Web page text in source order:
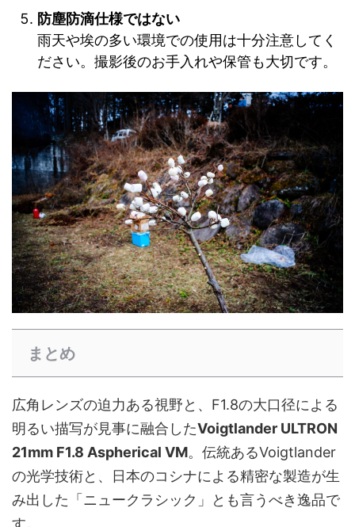
防塵防滴仕様ではない
雨天や埃の多い環境での使用は十分注意してく
ださい。撮影後のお手入れや保管も大切です。
まとめ
広角レンズの迫力ある視野と、F1.8の大口径による
明るい描写が見事に融合したVoigtlander ULTRON
21mm F1.8 Aspherical VM。伝統あるVoigtlander
の光学技術と、日本のコシナによる精密な製造が生
み出した「ニュークラシック」とも言うべき逸品で
す。